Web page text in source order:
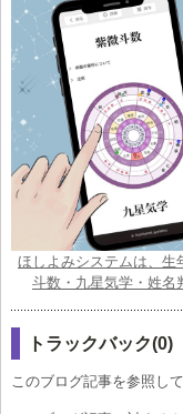
ほしよみシステムは、生
斗数・九星気学・姓名
トラックバック(0)
このブログ記事を参照し